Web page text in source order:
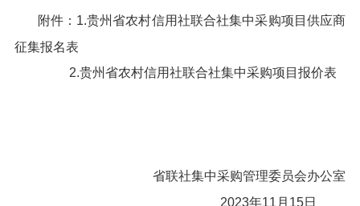
附件：1.贵州省农村信用社联合社集中采购项目供应商
征集报名表
2.贵州省农村信用社联合社集中采购项目报价表
省联社集中采购管理委员会办公室
2023年11月15日